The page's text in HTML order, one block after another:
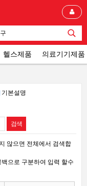
헬스제품 의료기기제품
기본설명
않으면 전체에서 검색합
으로 구분하여 입력 할수